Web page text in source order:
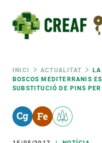
contingut
Fil
d'ariadna
INICI ACTUALITAT
BOSCOS MEDITERRANIS
SUBSTITUCIÓ DE PINS
RRSS
Featured